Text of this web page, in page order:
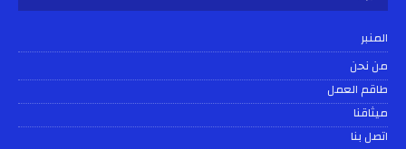
المنبر
من نحن
طاقم العمل
ميثاقنا
اتصل بنا